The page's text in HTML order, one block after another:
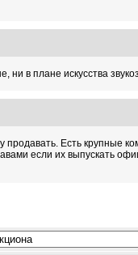
в плане искусства
Есть крупные
если их выпускать